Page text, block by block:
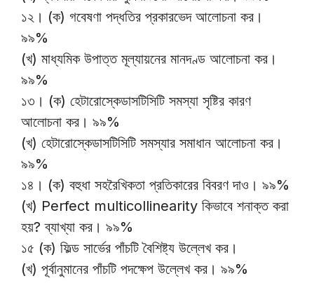
১২। (ক) গবেষণা পদ্ধতির প্রকারভেদ আলোচনা কর।
৯৯%
(খ) মাধ্যমিক উপাত্ত মূল্যায়নের মানদণ্ড আলোচনা কর।
৯৯%
১৩। (ক) হেটারোস্কেডাসটিসিটি সমস্যা সৃষ্টির কারণ
আলোচনা কর। ৯৯%
(খ) হেটারোস্কেডাসটিসিটি সমস্যার সমাধান আলোচনা কর।
৯৯%
১৪। (ক) বহুধা সহরৈখিকতা প্রতিকারের বিবরণ দাও। ৯৯%
(খ) Perfect multicollinearity কিভাবে শনাক্ত করা
হয়? ব্যাখ্যা কর। ৯৯%
১৫ (ক) ফিল্ড সার্ভের পাঁচটি বৈশিষ্ট্য উল্লেখ কর।
(খ) পূর্বানুমানের পাঁচটি পদক্ষেপ উল্লেখ কর। ৯৯%